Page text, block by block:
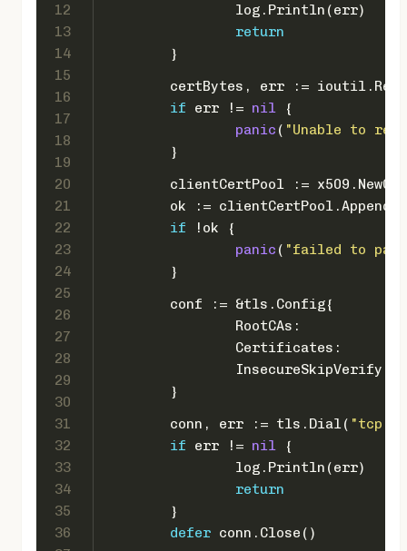
12
13
14
15
16
17
18
19
20
21
22
23
24
25
26
27
28
29
30
31
32
33
34
35
36
		log.Println(err)
return
	}
certBytes, err :=
if err != nil {
panic ( "Unable to
	}
clientCertPool :=
ok :=
if !ok {
panic ( "failed to
	}
	conf := &tls.Config{
RootCAs:
Certificates:
		InsecureSkipVerify:
	}
	conn, err := tls.Dial(
"tcp"
if err != nil {
		log.Println(err)
return
	}
defer conn.Close()